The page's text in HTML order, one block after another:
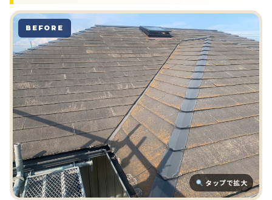
タップで拡大
BEFORE